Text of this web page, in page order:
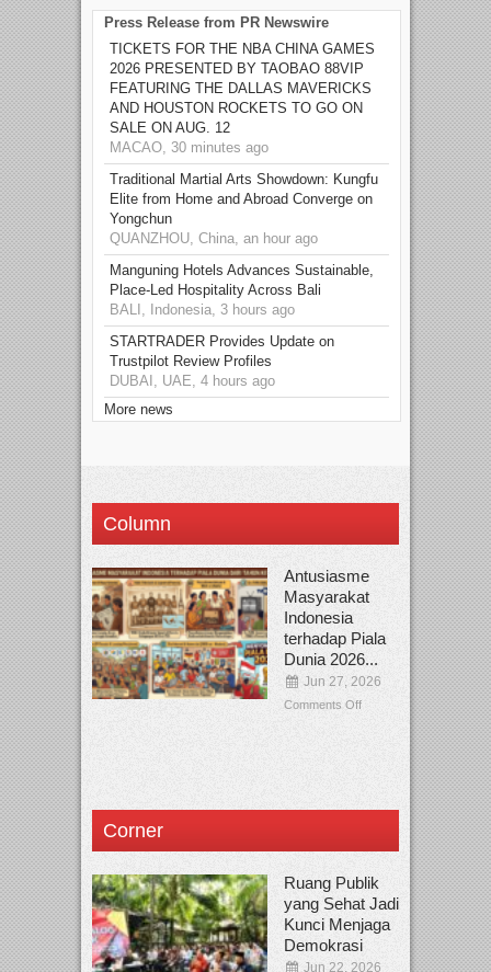
Press Release from PR Newswire
TICKETS FOR THE NBA CHINA GAMES
2026 PRESENTED BY TAOBAO 88VIP
FEATURING THE DALLAS MAVERICKS
AND HOUSTON ROCKETS TO GO ON
SALE ON AUG. 12
MACAO, 30 minutes ago
Traditional Martial Arts Showdown: Kungfu
Elite from Home and Abroad Converge on
Yongchun
QUANZHOU, China, an hour ago
Manguning Hotels Advances Sustainable,
Place-Led Hospitality Across Bali
BALI, Indonesia, 3 hours ago
STARTRADER Provides Update on
Trustpilot Review Profiles
DUBAI, UAE, 4 hours ago
More news
Column
Antusiasme
Masyarakat
Indonesia
terhadap Piala
Dunia 2026...
Jun 27, 2026
Comments Off
Corner
Ruang Publik
yang Sehat Jadi
Kunci Menjaga
Demokrasi
Jun 22, 2026